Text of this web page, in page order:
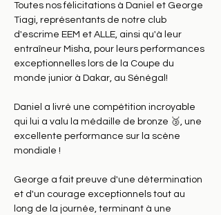
Toutes nos félicitations à Daniel et George
Tiagi, représentants de notre club
d'escrime EEM et ALLE, ainsi qu'à leur
entraîneur Misha, pour leurs performances
exceptionnelles lors de la Coupe du
monde junior à Dakar, au Sénégal!
Daniel a livré une compétition incroyable
qui lui a valu la médaille de bronze 🥉, une
excellente performance sur la scène
mondiale !
George a fait preuve d'une détermination
et d'un courage exceptionnels tout au
long de la journée, terminant à une